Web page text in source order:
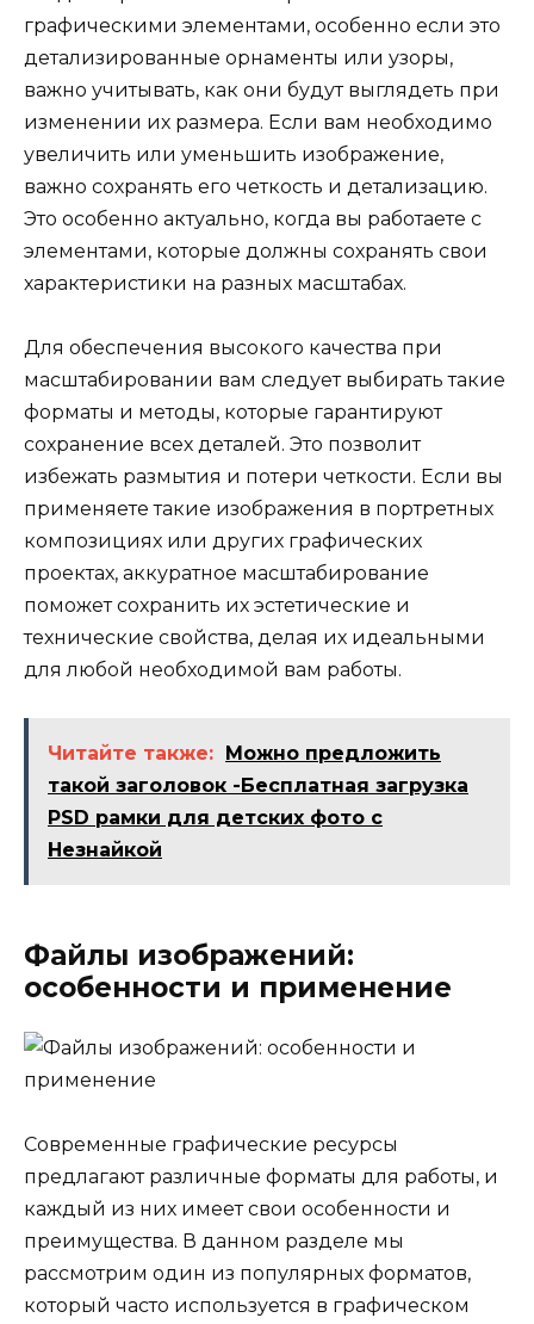
графическими элементами, особенно если это
детализированные орнаменты или узоры,
важно учитывать, как они будут выглядеть при
изменении их размера. Если вам необходимо
увеличить или уменьшить изображение,
важно сохранять его четкость и детализацию.
Это особенно актуально, когда вы работаете с
элементами, которые должны сохранять свои
характеристики на разных масштабах.
Для обеспечения высокого качества при
масштабировании вам следует выбирать такие
форматы и методы, которые гарантируют
сохранение всех деталей. Это позволит
избежать размытия и потери четкости. Если вы
применяете такие изображения в портретных
композициях или других графических
проектах, аккуратное масштабирование
поможет сохранить их эстетические и
технические свойства, делая их идеальными
для любой необходимой вам работы.
Читайте также: Можно предложить
такой заголовок -Бесплатная загрузка
PSD рамки для детских фото с
Незнайкой
Файлы изображений:
особенности и применение
Современные графические ресурсы
предлагают различные форматы для работы, и
каждый из них имеет свои особенности и
преимущества. В данном разделе мы
рассмотрим один из популярных форматов,
который часто используется в графическом